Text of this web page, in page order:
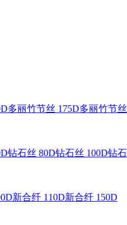
多丽竹节丝 175D多丽竹节
钻石丝 80D钻石丝 100D钻
新合纤 110D新合纤 150D